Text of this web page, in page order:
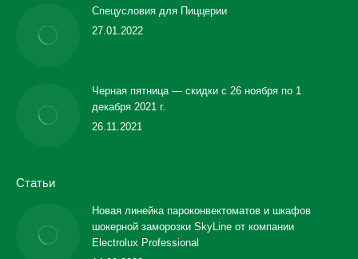
Спецусловия для Пиццерии
27.01.2022
Черная пятница — скидки с 26 ноября по 1
декабря 2021 г.
26.11.2021
Статьи
Новая линейка пароконвектоматов и шкафов
шокерной заморозки SkyLine от компании
Electrolux Professional